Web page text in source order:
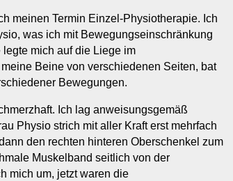
meinen Termin Einzel-Physiotherapie. Ich
was ich mit Bewegungseinschränkung
mich auf die Liege im
Beine von verschiedenen Seiten, bat
Bewegungen.
Ich lag anweisungsgemäß
Physio strich mit aller Kraft erst mehrfach
den rechten hinteren Oberschenkel zum
Muskelband seitlich von der
mich um, jetzt waren die